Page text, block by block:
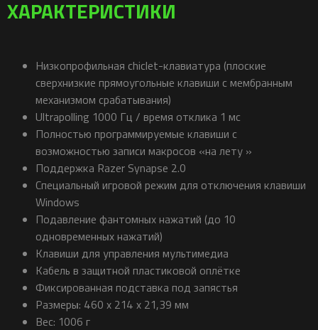
ХАРАКТЕРИСТИКИ
Низкопрофильная chiclet-клавиатура (плоские
сверхнизкие прямоугольные клавиши с мембранным
механизмом срабатывания)
Ultrapolling 1000 Гц / время отклика 1 мс
Полностью программируемые клавиши с
возможностью записи макросов «на лету »
Поддержка Razer Synapse 2.0
Специальный игровой режим для отключения клавиши
Windows
Подавление фантомных нажатий (до 10
одновременных нажатий)
Клавиши для управления мультимедиа
Кабель в защитной пластиковой оплётке
Фиксированная подставка под запястья
Размеры: 460 х 214 х 21,39 мм
Вес: 1006 г